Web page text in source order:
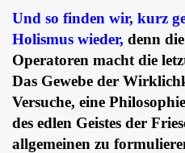
Und so finden wir, kurz
Holismus wieder, denn
Operatoren macht die
Das Gewebe der
Versuche, eine
des edlen Geistes der
allgemeinen zu